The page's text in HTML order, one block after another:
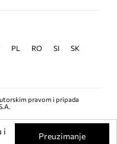
PL RO SI
SK
pravom i pripada
i
Preuzimanje